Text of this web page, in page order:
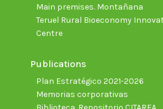
Main premises. Montañana
Teruel Rural Bioeconomy
Centre
Publications
Plan Estratégico 2021-2026
Memorias corporativas